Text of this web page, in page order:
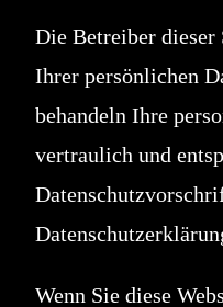
Die Betreiber dieser
Ihrer persönlichen
behandeln Ihre
vertraulich und
Wenn Sie diese